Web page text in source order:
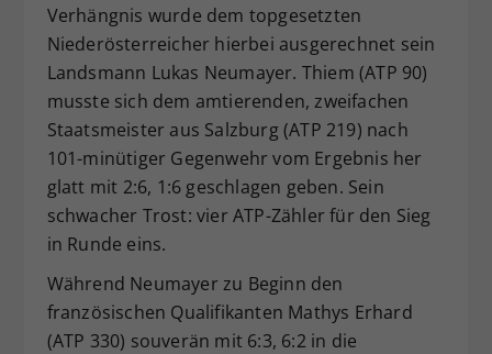
Verhängnis wurde dem topgesetzten
Niederösterreicher hierbei ausgerechnet sein
Landsmann Lukas Neumayer. Thiem (ATP 90)
musste sich dem amtierenden, zweifachen
Staatsmeister aus Salzburg (ATP 219) nach
101-minütiger Gegenwehr vom Ergebnis her
glatt mit 2:6, 1:6 geschlagen geben. Sein
schwacher Trost: vier ATP-Zähler für den Sieg
in Runde eins.
Während Neumayer zu Beginn den
französischen Qualifikanten Mathys Erhard
(ATP 330) souverän mit 6:3, 6:2 in die